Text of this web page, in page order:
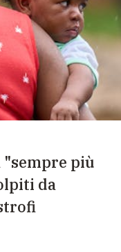
"sempre più
da